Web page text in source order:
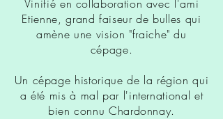
Vinifié en collaboration avec l'ami
Etienne, grand faiseur de bulles qui
amène une vision "fraiche" du
cépage.
Un cépage historique de la région qui
a été mis à mal par l'international et
bien connu Chardonnay.